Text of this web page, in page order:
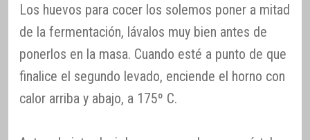
Los huevos para cocer los solemos poner a mitad
de la fermentación, lávalos muy bien antes de
ponerlos en la masa. Cuando esté a punto de que
finalice el segundo levado, enciende el horno con
calor arriba y abajo, a 175º C.